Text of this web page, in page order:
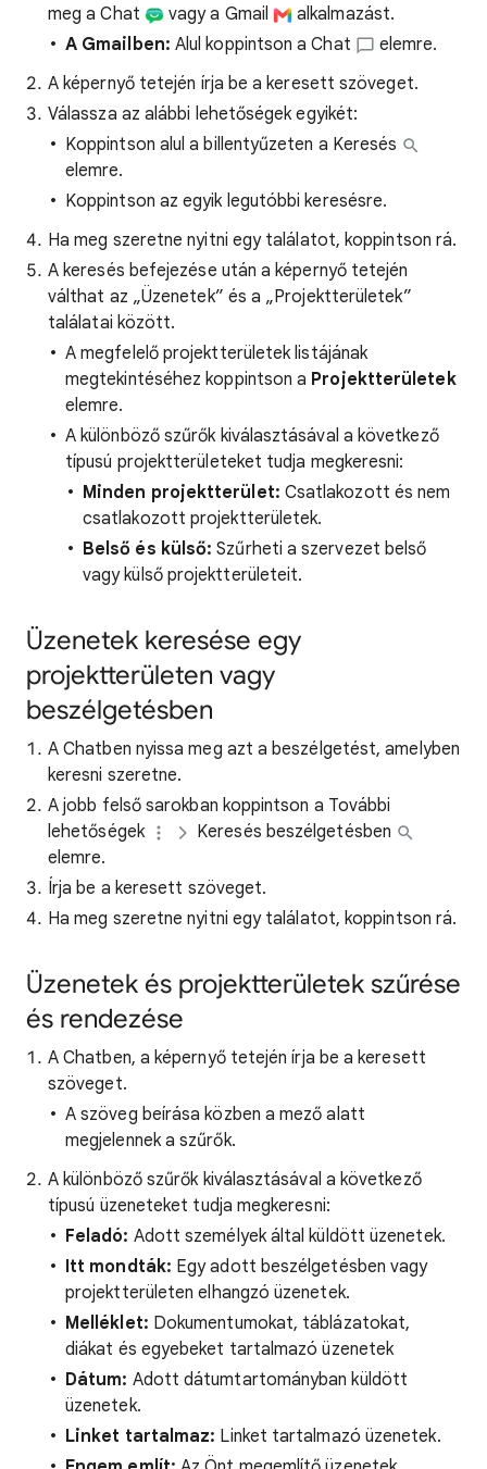
meg a Chat
vagy a Gmail
alkalmazást.
A Gmailben: Alul koppintson a Chat
elemre.
A képernyő tetején írja be a keresett szöveget.
Válassza az alábbi lehetőségek egyikét:
Koppintson alul a billentyűzeten a Keresés
elemre.
Koppintson az egyik legutóbbi keresésre.
Ha meg szeretne nyitni egy találatot, koppintson rá.
A keresés befejezése után a képernyő tetején
válthat az „Üzenetek” és a „Projektterületek”
találatai között.
A megfelelő projektterületek listájának
megtekintéséhez koppintson a Projektterületek
elemre.
A különböző szűrők kiválasztásával a következő
típusú projektterületeket tudja megkeresni:
Minden projektterület: Csatlakozott és nem
csatlakozott projektterületek.
Belső és külső: Szűrheti a szervezet belső
vagy külső projektterületeit.
Üzenetek keresése egy
projektterületen vagy
beszélgetésben
A Chatben nyissa meg azt a beszélgetést, amelyben
keresni szeretne.
A jobb felső sarokban koppintson a További
lehetőségek
Keresés beszélgetésben
elemre.
Írja be a keresett szöveget.
Ha meg szeretne nyitni egy találatot, koppintson rá.
Üzenetek és projektterületek szűrése
és rendezése
A Chatben, a képernyő tetején írja be a keresett
szöveget.
A szöveg beírása közben a mező alatt
megjelennek a szűrők.
A különböző szűrők kiválasztásával a következő
típusú üzeneteket tudja megkeresni:
Feladó: Adott személyek által küldött üzenetek.
Itt mondták: Egy adott beszélgetésben vagy
projektterületen elhangzó üzenetek.
Melléklet: Dokumentumokat, táblázatokat,
diákat és egyebeket tartalmazó üzenetek
Dátum: Adott dátumtartományban küldött
üzenetek.
Linket tartalmaz: Linket tartalmazó üzenetek.